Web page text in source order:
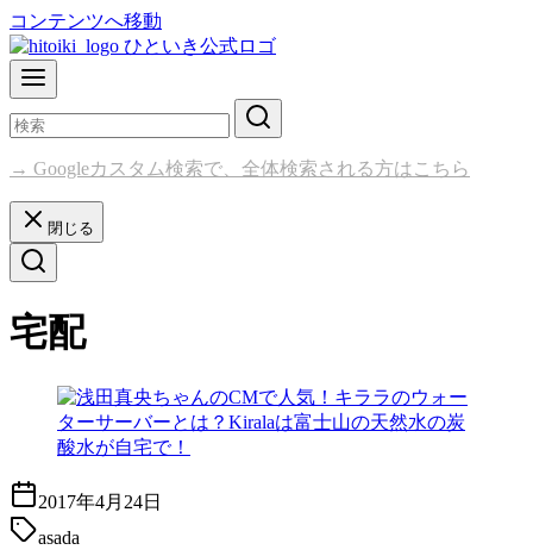
コンテンツへ移動
→ Googleカスタム検索で、全体検索される方はこちら
閉じる
宅配
2017年4月24日
asada